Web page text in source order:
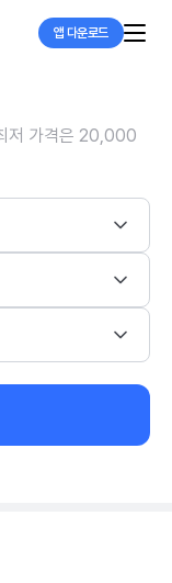
앱 다운로드
저 가격은 20,000